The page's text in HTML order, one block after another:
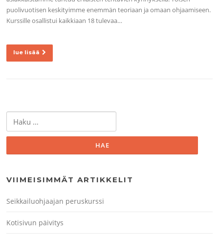
puolivuotisen keskityimme enemmän teoriaan ja omaan ohjaamiseen.
Kurssille osallistui kaikkiaan 18 tulevaa…
lue lisää
VIIMEISIMMÄT ARTIKKELIT
Seikkailuohjaajan peruskurssi
Kotisivun päivitys